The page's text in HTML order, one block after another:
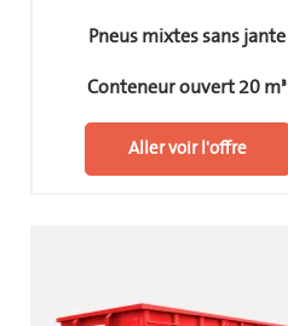
Pneus mixtes sans jante
Conteneur ouvert 20 m³
Aller voir l'offre